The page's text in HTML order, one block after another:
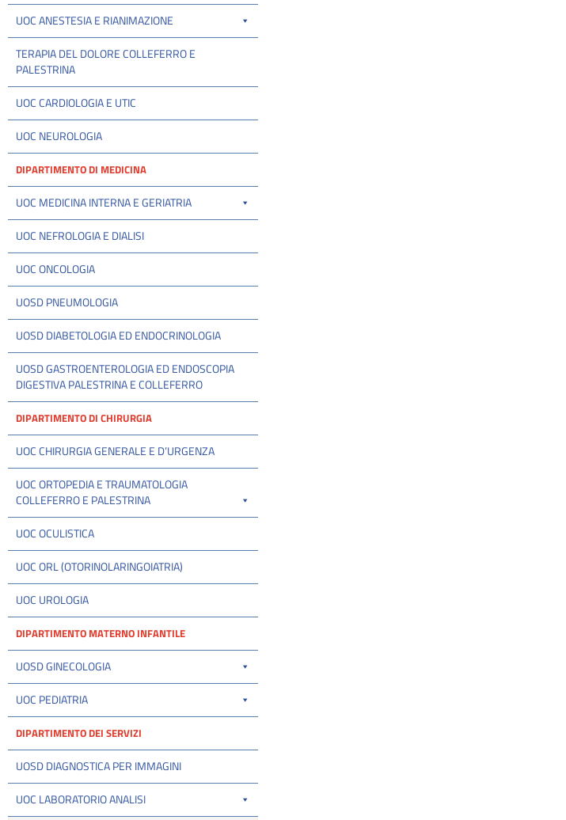
UOC ANESTESIA E RIANIMAZIONE
TERAPIA DEL DOLORE COLLEFERRO E
PALESTRINA
UOC CARDIOLOGIA E UTIC
UOC NEUROLOGIA
DIPARTIMENTO DI MEDICINA
UOC MEDICINA INTERNA E GERIATRIA
UOC NEFROLOGIA E DIALISI
UOC ONCOLOGIA
UOSD PNEUMOLOGIA
UOSD DIABETOLOGIA ED ENDOCRINOLOGIA
UOSD GASTROENTEROLOGIA ED ENDOSCOPIA
DIGESTIVA PALESTRINA E COLLEFERRO
DIPARTIMENTO DI CHIRURGIA
UOC CHIRURGIA GENERALE E D’URGENZA
UOC ORTOPEDIA E TRAUMATOLOGIA
COLLEFERRO E PALESTRINA
UOC OCULISTICA
UOC ORL (OTORINOLARINGOIATRIA)
UOC UROLOGIA
DIPARTIMENTO MATERNO INFANTILE
UOSD GINECOLOGIA
UOC PEDIATRIA
DIPARTIMENTO DEI SERVIZI
UOSD DIAGNOSTICA PER IMMAGINI
UOC LABORATORIO ANALISI